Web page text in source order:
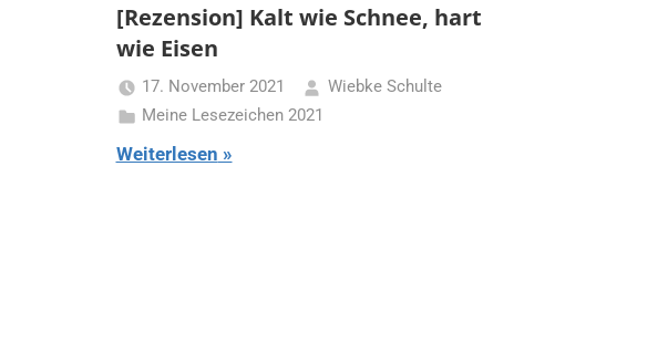
[Rezension] Kalt wie Schnee, hart
wie Eisen
17. November 2021
Wiebke Schulte
Meine Lesezeichen 2021
Weiterlesen